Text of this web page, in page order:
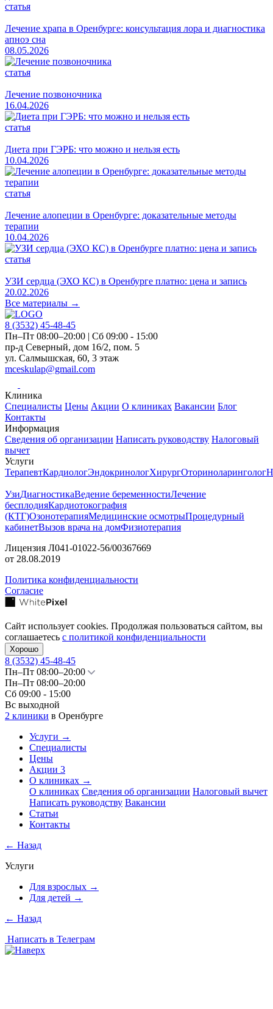
статья
Лечение храпа в Оренбурге: консультация лора и диагностика
апноэ сна
08.05.2026
статья
Лечение позвоночника
16.04.2026
статья
Диета при ГЭРБ: что можно и нельзя есть
10.04.2026
статья
Лечение алопеции в Оренбурге: доказательные методы
терапии
10.04.2026
статья
УЗИ сердца (ЭХО КС) в Оренбурге платно: цена и запись
20.02.2026
Все материалы →
8 (3532) 45-48-45
Пн–Пт 08:00–20:00 | Сб 09:00 - 15:00
пр-д Северный, дом 16/2, пом. 5
ул. Салмышская, 60, 3 этаж
mceskulap@gmail.com
Клиника
Специалисты Цены Акции О клиниках Вакансии Блог
Контакты
Информация
Сведения об организации Написать руководству Налоговый
вычет
Услуги
ТерапевтКардиологЭндокринологХирургОториноларинголог
УзиДиагностикаВедение беременностиЛечение
бесплодияКардиотокография
(КТГ)ОзонотерапияМедицинские осмотрыПроцедурный
кабинетВызов врача на домФизиотерапия
Лицензия Л041-01022-56/00367669
от 28.08.2019
Политика конфиденциальности
Согласие
Сайт использует cookies. Продолжая пользоваться сайтом, вы
соглашаетесь с политикой конфиденциальности
Хорошо
8 (3532) 45-48-45
Пн–Пт 08:00–20:00
Пн–Пт 08:00–20:00
Сб 09:00 - 15:00
Вс выходной
2 клиники в Оренбурге
Услуги →
Специалисты
Цены
Акции 3
О клиниках →
О клиниках Сведения об организации Налоговый вычет
Написать руководству Вакансии
Статьи
Контакты
← Назад
Услуги
Для взрослых →
Для детей →
← Назад
Написать в Телеграм